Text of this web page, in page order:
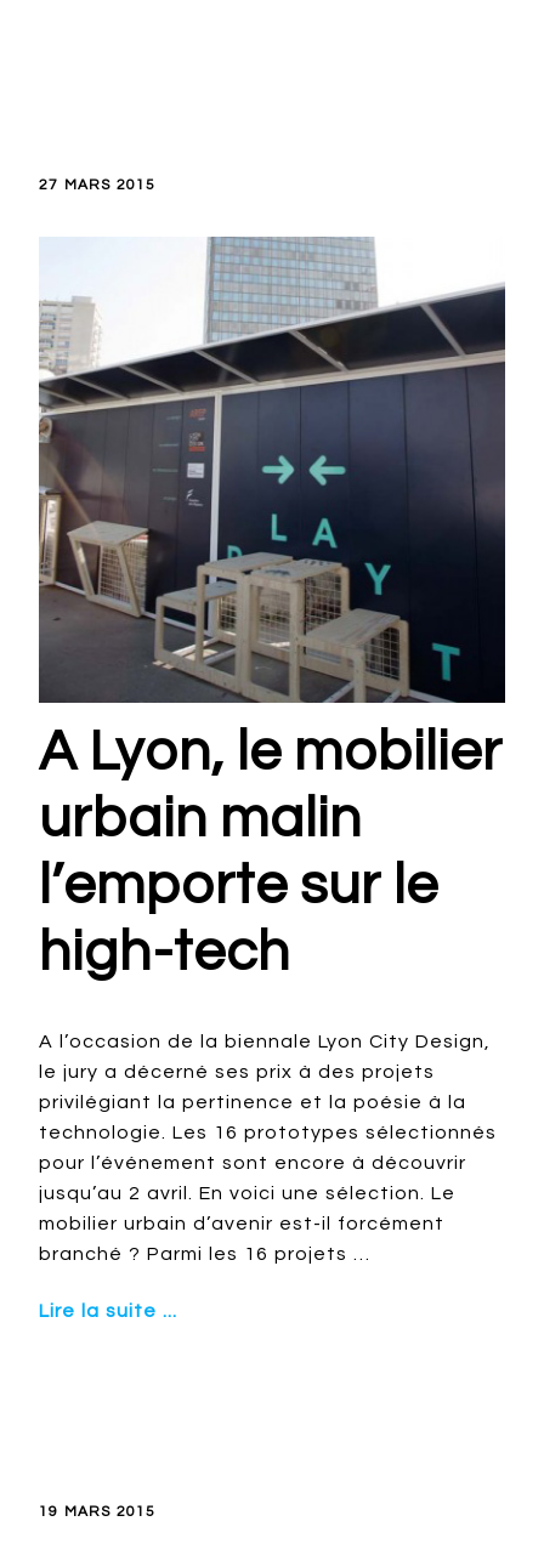
27 MARS 2015
A Lyon, le mobilier
urbain malin
l’emporte sur le
high-tech
A l’occasion de la biennale Lyon City Design,
le jury a décerné ses prix à des projets
privilégiant la pertinence et la poésie à la
technologie. Les 16 prototypes sélectionnés
pour l’événement sont encore à découvrir
jusqu’au 2 avril. En voici une sélection. Le
mobilier urbain d’avenir est-il forcément
branché ? Parmi les 16 projets …
Lire la suite ...
19 MARS 2015